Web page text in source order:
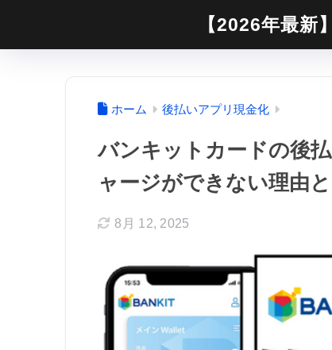
【2026年最
ホーム 後払いアプリ現金化
バンキットカードの後
ャージができない理由と
8月 12, 2025